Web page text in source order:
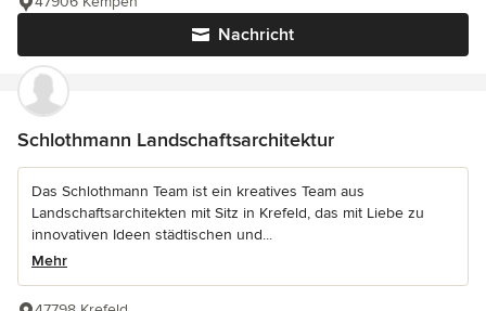
Nachricht
Schlothmann Landschaftsarchitektur
Das Schlothmann Team ist ein kreatives Team aus
Landschaftsarchitekten mit Sitz in Krefeld, das mit Liebe zu
innovativen Ideen städtischen und...
Mehr